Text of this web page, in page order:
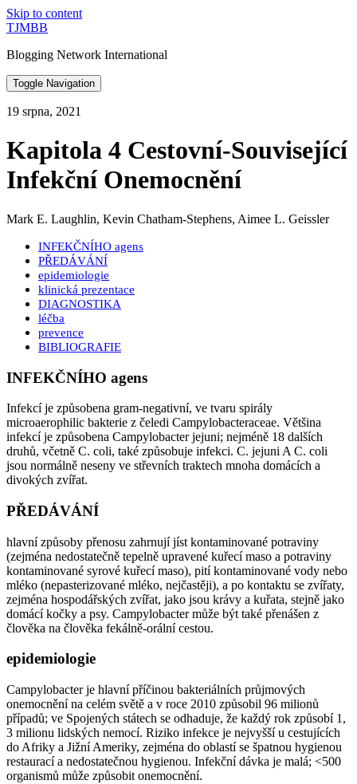
Skip to content
TJMBB
Blogging Network International
Toggle Navigation
19 srpna, 2021
Kapitola 4 Cestovní-Související
Infekční Onemocnění
Mark E. Laughlin, Kevin Chatham-Stephens, Aimee L. Geissler
INFEKČNÍHO agens
PŘEDÁVÁNÍ
epidemiologie
klinická prezentace
DIAGNOSTIKA
léčba
prevence
BIBLIOGRAFIE
INFEKČNÍHO agens
Infekcí je způsobena gram-negativní, ve tvaru spirály
microaerophilic bakterie z čeledi Campylobacteraceae. Většina
infekcí je způsobena Campylobacter jejuni; nejméně 18 dalších
druhů, včetně C. coli, také způsobuje infekci. C. jejuni A C. coli
jsou normálně neseny ve střevních traktech mnoha domácích a
divokých zvířat.
PŘEDÁVÁNÍ
hlavní způsoby přenosu zahrnují jíst kontaminované potraviny
(zejména nedostatečně tepelně upravené kuřecí maso a potraviny
kontaminované syrové kuřecí maso), pití kontaminované vody nebo
mléko (nepasterizované mléko, nejčastěji), a po kontaktu se zvířaty,
zejména hospodářských zvířat, jako jsou krávy a kuřata, stejně jako
domácí kočky a psy. Campylobacter může být také přenášen z
člověka na člověka fekálně-orální cestou.
epidemiologie
Campylobacter je hlavní příčinou bakteriálních průjmových
onemocnění na celém světě a v roce 2010 způsobil 96 milionů
případů; ve Spojených státech se odhaduje, že každý rok způsobí 1,
3 milionu lidských nemocí. Riziko infekce je nejvyšší u cestujících
do Afriky a Jižní Ameriky, zejména do oblastí se špatnou hygienou
restaurací a nedostatečnou hygienou. Infekční dávka je malá; <500
organismů může způsobit onemocnění.